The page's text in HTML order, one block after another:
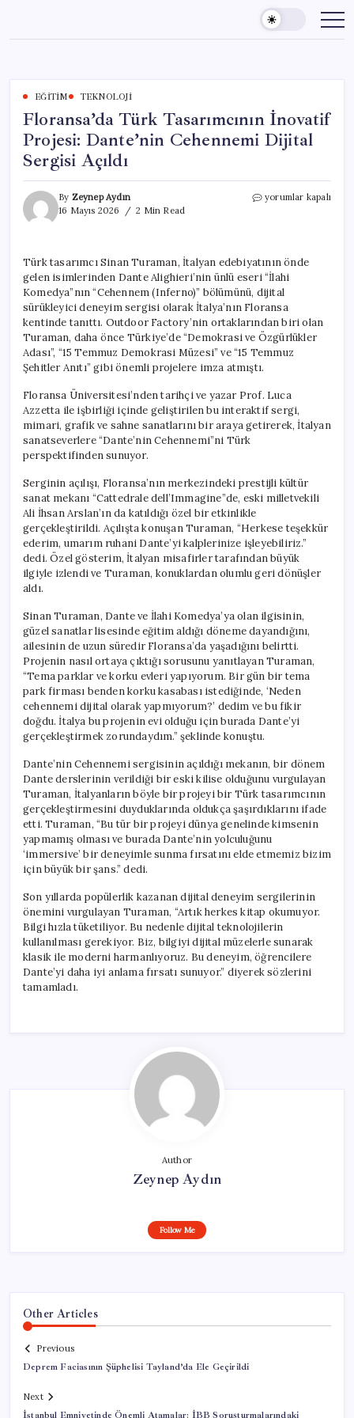
content
EĞITIM TEKNOLOJI
Floransa’da Türk Tasarımcının İnovatif
Projesi: Dante’nin Cehennemi Dijital
Sergisi Açıldı
By Zeynep Aydın
16 Mayıs 2026
2 Min Read
Floransa’da
Dante’nin
Cehennemi
Dijital
Sergisi
Açıldı
yorumlar kapalı
Türk tasarımcı Sinan Turaman, İtalyan edebiyatının önde
gelen isimlerinden Dante Alighieri’nin ünlü eseri “İlahi
Komedya”nın “Cehennem (Inferno)” bölümünü, dijital
sürükleyici deneyim sergisi olarak İtalya’nın Floransa
kentinde tanıttı. Outdoor Factory’nin ortaklarından biri olan
Turaman, daha önce Türkiye’de “Demokrasi ve Özgürlükler
Adası”, “15 Temmuz Demokrasi Müzesi” ve “15 Temmuz
Şehitler Anıtı” gibi önemli projelere imza atmıştı.
Floransa Üniversitesi’nden tarihçi ve yazar Prof. Luca
Azzetta ile işbirliği içinde geliştirilen bu interaktif sergi,
mimari, grafik ve sahne sanatlarını bir araya getirerek, İtalyan
sanatseverlere “Dante’nin Cehennemi”ni Türk
perspektifinden sunuyor.
Serginin açılışı, Floransa’nın merkezindeki prestijli kültür
sanat mekanı “Cattedrale dell’Immagine”de, eski milletvekili
Ali İhsan Arslan’ın da katıldığı özel bir etkinlikle
gerçekleştirildi. Açılışta konuşan Turaman, “Herkese teşekkür
ederim, umarım ruhani Dante’yi kalplerinize işleyebiliriz.”
dedi. Özel gösterim, İtalyan misafirler tarafından büyük
ilgiyle izlendi ve Turaman, konuklardan olumlu geri dönüşler
aldı.
Sinan Turaman, Dante ve İlahi Komedya’ya olan ilgisinin,
güzel sanatlar lisesinde eğitim aldığı döneme dayandığını,
ailesinin de uzun süredir Floransa’da yaşadığını belirtti.
Projenin nasıl ortaya çıktığı sorusunu yanıtlayan Turaman,
“Tema parklar ve korku evleri yapıyorum. Bir gün bir tema
park firması benden korku kasabası istediğinde, ‘Neden
cehennemi dijital olarak yapmıyorum?’ dedim ve bu fikir
doğdu. İtalya bu projenin evi olduğu için burada Dante’yi
gerçekleştirmek zorundaydım.” şeklinde konuştu.
Dante’nin Cehennemi sergisinin açıldığı mekanın, bir dönem
Dante derslerinin verildiği bir eski kilise olduğunu vurgulayan
Turaman, İtalyanların böyle bir projeyi bir Türk tasarımcının
gerçekleştirmesini duyduklarında oldukça şaşırdıklarını ifade
etti. Turaman, “Bu tür bir projeyi dünya genelinde kimsenin
yapmamış olması ve burada Dante’nin yolculuğunu
‘immersive’ bir deneyimle sunma fırsatını elde etmemiz bizim
için büyük bir şans.” dedi.
Son yıllarda popülerlik kazanan dijital deneyim sergilerinin
önemini vurgulayan Turaman, “Artık herkes kitap okumuyor.
Bilgi hızla tüketiliyor. Bu nedenle dijital teknolojilerin
kullanılması gerekiyor. Biz, bilgiyi dijital müzelerle sunarak
klasik ile moderni harmanlıyoruz. Bu deneyim, öğrencilere
Dante’yi daha iyi anlama fırsatı sunuyor.” diyerek sözlerini
tamamladı.
Author
Zeynep Aydın
Follow Me
Other Articles
Previous
Deprem Faciasının Şüphelisi Tayland’da Ele Geçirildi
Next
İstanbul Emniyetinde Önemli Atamalar: İBB Soruşturmalarındaki